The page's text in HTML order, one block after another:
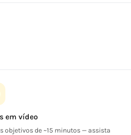
em vídeo
objetivos de ~15 minutos — assista